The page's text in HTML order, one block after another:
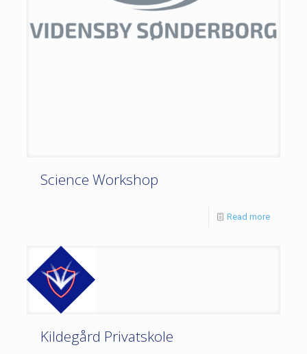
Science Workshop
Read more
Kildegård Privatskole